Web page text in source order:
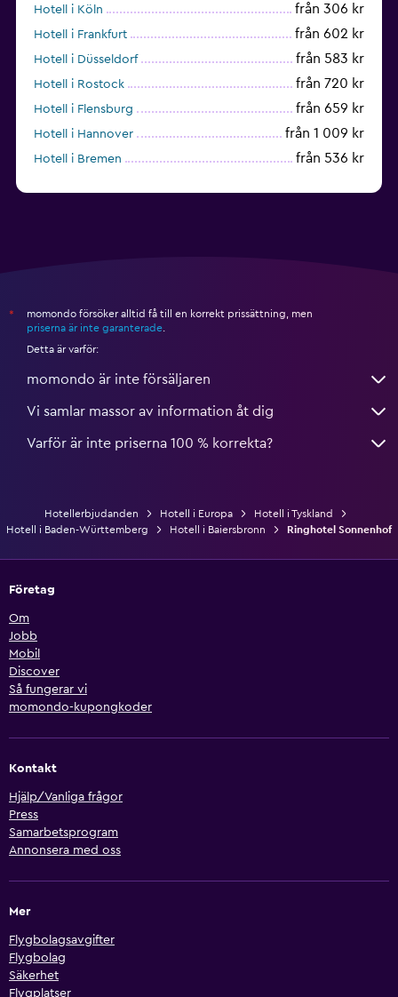
Hotell i Köln från 306 kr
Hotell i Frankfurt från 602 kr
Hotell i Düsseldorf från 583 kr
Hotell i Rostock från 720 kr
Hotell i Flensburg från 659 kr
Hotell i Hannover från 1 009 kr
Hotell i Bremen från 536 kr
*
momondo försöker alltid få till en korrekt prissättning, men
priserna är inte garanterade
Detta är varför:
momondo är inte försäljaren
Vi samlar massor av information åt dig
Varför är inte priserna 100 % korrekta?
Hotellerbjudanden Hotell i Europa
Hotell i Tyskland
Hotell i Baden-Württemberg
Hotell i Baiersbronn Ringhotel Sonnenhof
Företag
Om
Jobb
Mobil
Discover
Så fungerar vi
momondo-kupongkoder
Kontakt
Hjälp/Vanliga frågor
Press
Samarbetsprogram
Annonsera med oss
Mer
Flygbolagsavgifter
Flygbolag
Säkerhet
Flygplatser